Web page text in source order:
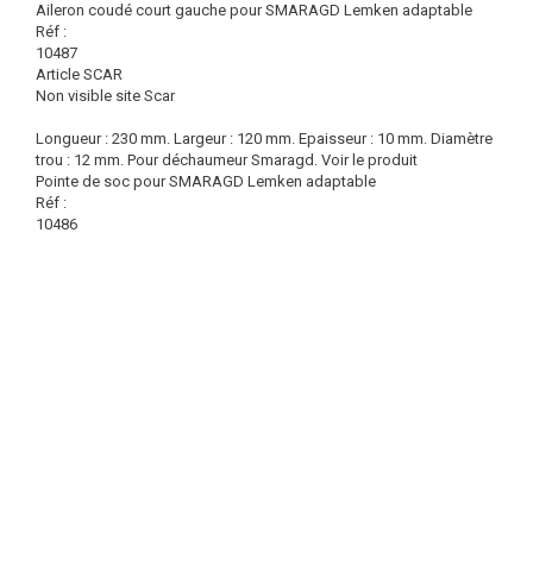
Aileron coudé court gauche pour SMARAGD Lemken adaptable
Réf :
10487
Article SCAR
Non visible site Scar
Longueur : 230 mm. Largeur : 120 mm. Epaisseur : 10 mm. Diamètre
trou : 12 mm. Pour déchaumeur Smaragd. Voir le produit
Pointe de soc pour SMARAGD Lemken adaptable
Réf :
10486